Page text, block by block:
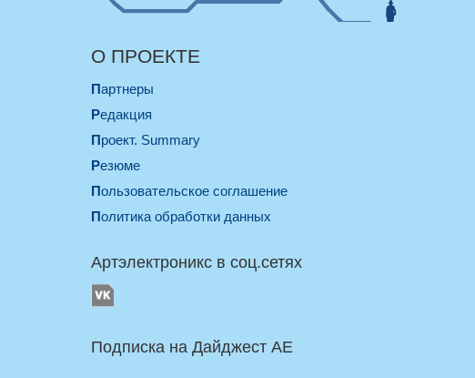
О ПРОЕКТЕ
Партнеры
Редакция
Проект. Summary
Резюме
Пользовательское соглашение
Политика обработки данных
Артэлектроникс в соц.сетях
Подписка на Дайджест AE